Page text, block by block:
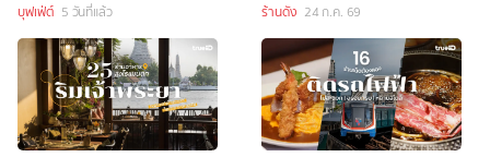
บุฟเฟ่ต์ 5 วันที่แล้ว ร้านดัง 24 ก.ค. 69